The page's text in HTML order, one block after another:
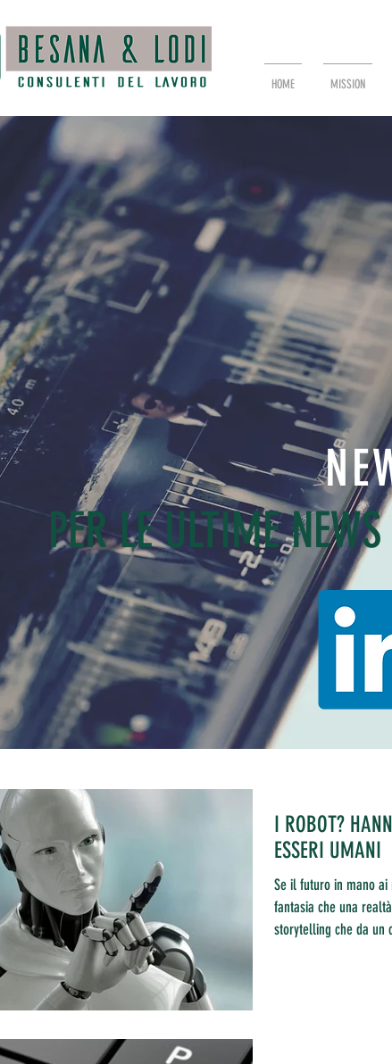
HOME MISSION
PER LE ULTIME
I ROBOT?
ESSERI UMANI
Se il futuro in mano
fantasia che una
storytelling che da un